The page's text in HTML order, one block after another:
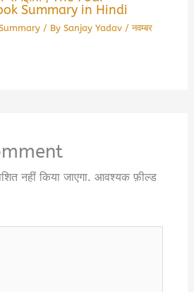
Summary in Hindi
/ By Sanjay Yadav /नवम्बर
नहीं किया जाएगा. आवश्यक फ़ील्ड